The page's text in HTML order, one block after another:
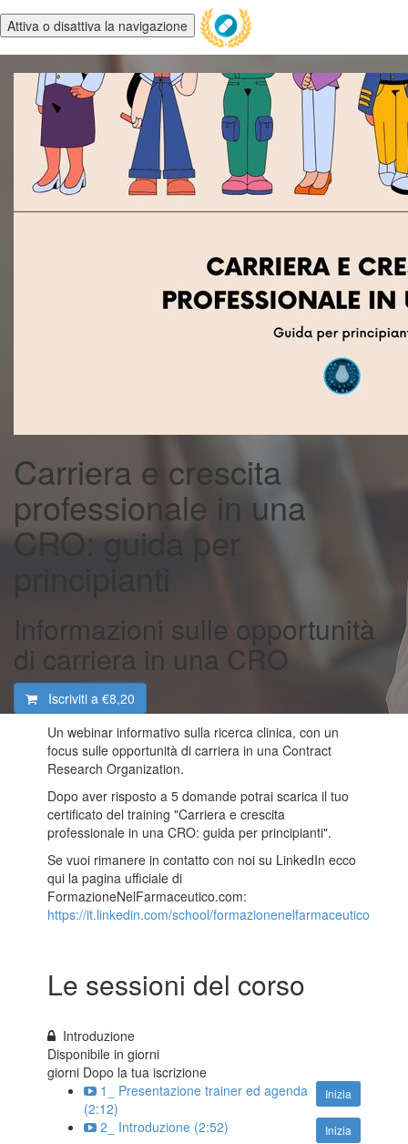
Attiva o disattiva la navigazione
Carriera e crescita
professionale in una
CRO: guida per
Informazioni sulle opportunità
di carriera in una CRO
Iscriviti a €8,20
Un webinar informativo sulla ricerca clinica, con un
focus sulle opportunità di carriera in una Contract
Research Organization.
Dopo aver risposto a 5 domande potrai scarica il tuo
certificato del training "Carriera e crescita
professionale in una CRO: guida per principianti".
Se vuoi rimanere in contatto con noi su LinkedIn ecco
qui la pagina ufficiale di
FormazioneNelFarmaceutico.com:
https://it.linkedin.com/school/formazionenelfarmaceutico
Le sessioni del corso
Introduzione
Disponibile ingiorni
giorni Dopo la tua iscrizione
Inizia
1_ Presentazione trainer ed agenda
(2:12)
Inizia
2_ Introduzione (2:52)